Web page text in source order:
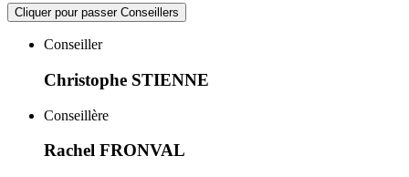
Cliquer pour passer Conseillers
Conseiller
Christophe STIENNE
Conseillère
Rachel FRONVAL